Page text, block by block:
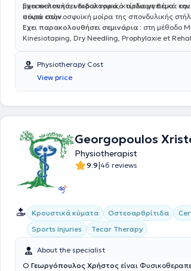
μυοσκελετικά, νευρολογικά, καρδιαγγειακά
σειρά ετών.
Έχει εκπονήσει διδακτορικό τίτλο με θέμα :
πόνου στην οσφυϊκή μοίρα της σπονδυλικής
Έχει παρακολουθήσει σεμινάρια : στη μέθοδο
Kinesiotaping, Dry Needling, Prophylaxie et
Πανεπιστήμιο Αθηνών, Stuart McGill level I
Rehabilitation to Performance, Tony Gentilcore
Shoulder and Hip BLUEPRINT Workshop.
Physiotherapy Cost
View price
Georgopoulos
Physiotherapist
9.9|46 reviews
Κρουστικά κύματα Οστεοαρθρίτιδα
Sports injuries
Tecar Therapy
About the specialist
Ο Γεωργόπουλος Χρήστος είναι